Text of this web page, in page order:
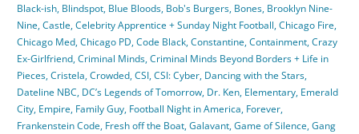
Black-ish, Blindspot, Blue Bloods, Bob's Burgers, Bones, Brooklyn Nine-
Nine,Castle,Celebrity Apprentice + Sunday Night Football,Chicago Fire,
Chicago Med,Chicago PD,Code Black,Constantine,Containment,Crazy
Ex-Girlfriend,Criminal Minds,Criminal Minds Beyond Borders + Life in
Pieces,Cristela,Crowded,CSI,CSI: Cyber, Dancing with the Stars,
Dateline NBC, DC’s Legends of Tomorrow, Dr. Ken, Elementary, Emerald
City, Empire, Family Guy, Football Night in America, Forever,
Frankenstein Code, Fresh off the Boat,Galavant,Game of Silence,Gang